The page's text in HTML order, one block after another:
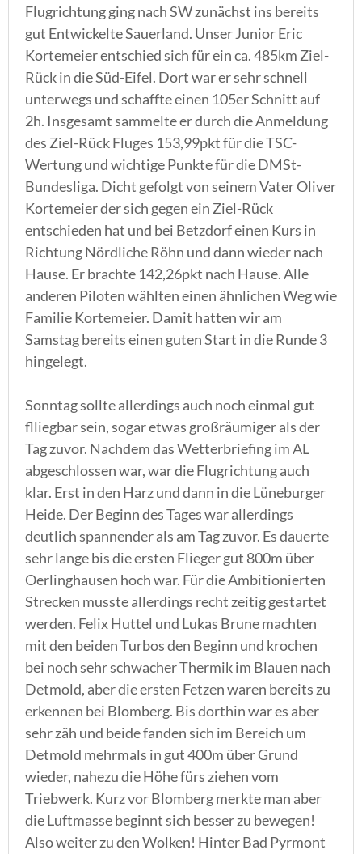
Flugrichtung ging nach SW zunächst ins bereits
gut Entwickelte Sauerland. Unser Junior Eric
Kortemeier entschied sich für ein ca. 485km Ziel-
Rück in die Süd-Eifel. Dort war er sehr schnell
unterwegs und schaffte einen 105er Schnitt auf
2h. Insgesamt sammelte er durch die Anmeldung
des Ziel-Rück Fluges 153,99pkt für die TSC-
Wertung und wichtige Punkte für die DMSt-
Bundesliga. Dicht gefolgt von seinem Vater Oliver
Kortemeier der sich gegen ein Ziel-Rück
entschieden hat und bei Betzdorf einen Kurs in
Richtung Nördliche Röhn und dann wieder nach
Hause. Er brachte 142,26pkt nach Hause. Alle
anderen Piloten wählten einen ähnlichen Weg wie
Familie Kortemeier. Damit hatten wir am
Samstag bereits einen guten Start in die Runde 3
hingelegt.
Sonntag sollte allerdings auch noch einmal gut
flliegbar sein, sogar etwas großräumiger als der
Tag zuvor. Nachdem das Wetterbriefing im AL
abgeschlossen war, war die Flugrichtung auch
klar. Erst in den Harz und dann in die Lüneburger
Heide. Der Beginn des Tages war allerdings
deutlich spannender als am Tag zuvor. Es dauerte
sehr lange bis die ersten Flieger gut 800m über
Oerlinghausen hoch war. Für die Ambitionierten
Strecken musste allerdings recht zeitig gestartet
werden. Felix Huttel und Lukas Brune machten
mit den beiden Turbos den Beginn und krochen
bei noch sehr schwacher Thermik im Blauen nach
Detmold, aber die ersten Fetzen waren bereits zu
erkennen bei Blomberg. Bis dorthin war es aber
sehr zäh und beide fanden sich im Bereich um
Detmold mehrmals in gut 400m über Grund
wieder, nahezu die Höhe fürs ziehen vom
Triebwerk. Kurz vor Blomberg merkte man aber
die Luftmasse beginnt sich besser zu bewegen!
Also weiter zu den Wolken! Hinter Bad Pyrmont